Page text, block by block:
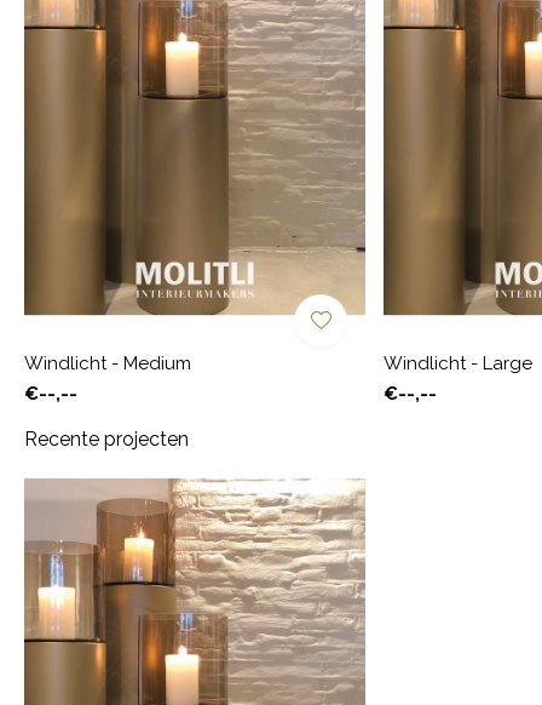
Windlicht - Medium
€--,--
Windlicht - Large
€--,--
Recente projecten